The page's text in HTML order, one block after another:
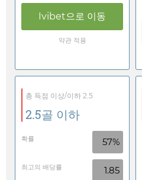
Ivibet으로 이동
약관 적용
총 득점 이상/이하 2.5
2.5골 이하
확률 57%
최고의 배당률 1.85